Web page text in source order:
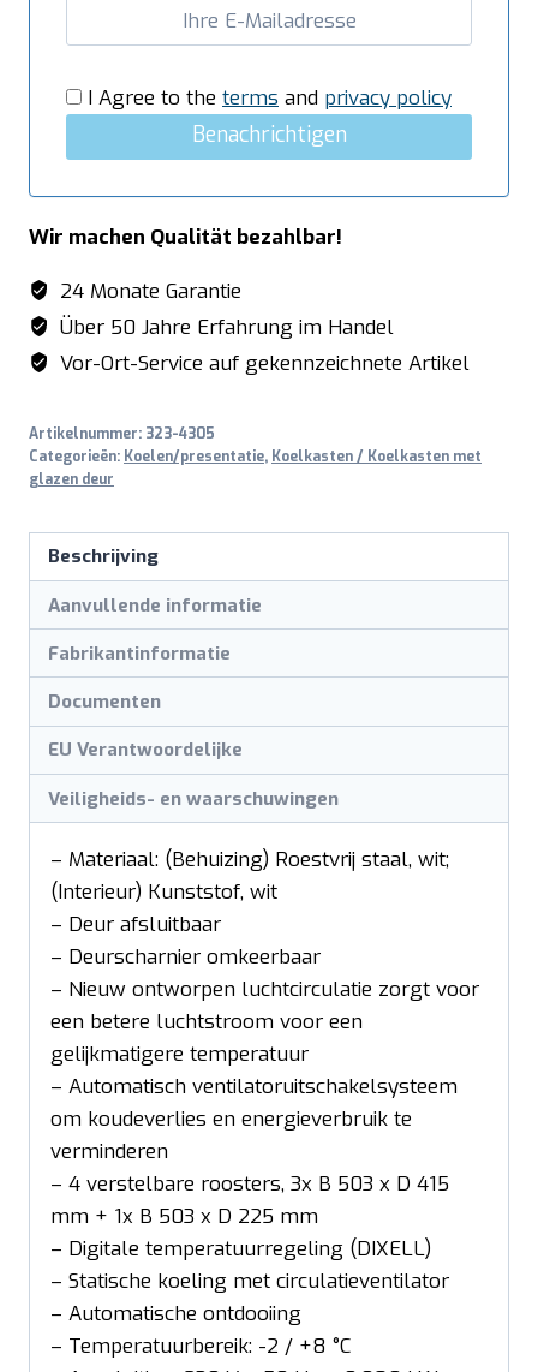
I Agree to the terms and privacy policy
Benachrichtigen
Wir machen Qualität bezahlbar!
24 Monate Garantie
Über 50 Jahre Erfahrung im Handel
Vor-Ort-Service auf gekennzeichnete Artikel
Artikelnummer: 323-4305
Categorieën: Koelen/presentatie, Koelkasten / Koelkasten met
glazen deur
Beschrijving
Aanvullende informatie
Fabrikantinformatie
Documenten
EU Verantwoordelijke
Veiligheids- en waarschuwingen
– Materiaal: (Behuizing) Roestvrij staal, wit;
(Interieur) Kunststof, wit
– Deur afsluitbaar
– Deurscharnier omkeerbaar
– Nieuw ontworpen luchtcirculatie zorgt voor
een betere luchtstroom voor een
gelijkmatigere temperatuur
– Automatisch ventilatoruitschakelsysteem
om koudeverlies en energieverbruik te
verminderen
– 4 verstelbare roosters, 3x B 503 x D 415
mm + 1x B 503 x D 225 mm
– Digitale temperatuurregeling (DIXELL)
– Statische koeling met circulatieventilator
– Automatische ontdooiing
– Temperatuurbereik: -2 / +8 °C